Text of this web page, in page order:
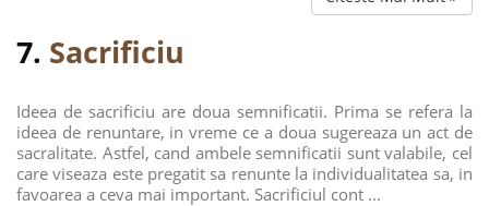
7. Sacrificiu
Ideea de sacrificiu are doua semnificatii. Prima se refera la
ideea de renuntare, in vreme ce a doua sugereaza un act de
sacralitate. Astfel, cand ambele semnificatii sunt valabile, cel
care viseaza este pregatit sa renunte la individualitatea sa, in
favoarea a ceva mai important. Sacrificiul cont ...